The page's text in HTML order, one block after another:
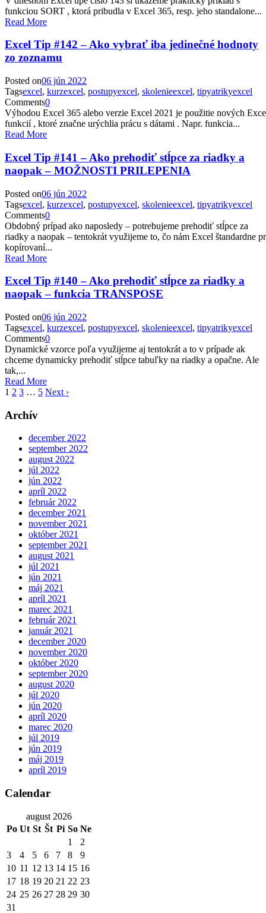
funkciou SORT , ktorá pribudla v Excel 365, resp. jeho standalone...
Read More
Excel Tip #142 – Ako vybrať iba jedinečné hodnoty
zo zoznamu
Posted on06 jún 2022
Tagsexcel, kurzexcel, postupyexcel, skolenieexcel, tipyatrikyexcel
Comments0
Výhodou Excel 365 alebo verzie Excel 2021 je použitie nových
funkcií , ktoré značne urýchlia prácu s dátami . Napr. funkcia...
Read More
Excel Tip #141 – Ako prehodiť stĺpce za riadky a
naopak – MOŽNOSTI PRILEPENIA
Posted on06 jún 2022
Tagsexcel, kurzexcel, postupyexcel, skolenieexcel, tipyatrikyexcel
Comments0
Obdobný prípad ako naposledy – potrebujeme prehodiť stĺpce za
riadky a naopak – tentokrát využijeme to, čo nám Excel štandardne
kopírovaní...
Read More
Excel Tip #140 – Ako prehodiť stĺpce za riadky a
naopak – funkcia TRANSPOSE
Posted on06 jún 2022
Tagsexcel, kurzexcel, postupyexcel, skolenieexcel, tipyatrikyexcel
Comments0
Dynamické vzorce poľa využijeme aj tentokrát a to v prípade ak
chceme dynamicky prehodiť stĺpce tabuľky na riadky a opačne. Ale
tak,...
Read More
1 2 3 … 5 Next ›
Archív
december 2022
september 2022
august 2022
júl 2022
jún 2022
apríl 2022
február 2022
december 2021
november 2021
október 2021
september 2021
august 2021
júl 2021
jún 2021
máj 2021
apríl 2021
marec 2021
február 2021
január 2021
december 2020
november 2020
október 2020
september 2020
august 2020
júl 2020
jún 2020
apríl 2020
marec 2020
júl 2019
jún 2019
máj 2019
apríl 2019
Calendar
august 2026
Po Ut St Št Pi So Ne
1
2
3
4 5 6 7 8
9
10 11 12 13 14 15 16
17 18 19 20 21 22 23
24 25 26 27 28 29 30
31